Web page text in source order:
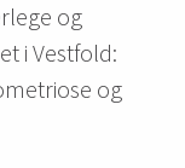
og
i Vestfold:
og